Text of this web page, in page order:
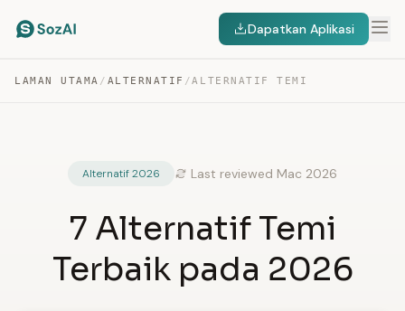
Dapatkan Aplikasi
LAMAN UTAMA / ALTERNATIF /ALTERNATIF TEMI
Alternatif 2026 Last reviewed Mac 2026
7 Alternatif Temi
Terbaik pada 2026